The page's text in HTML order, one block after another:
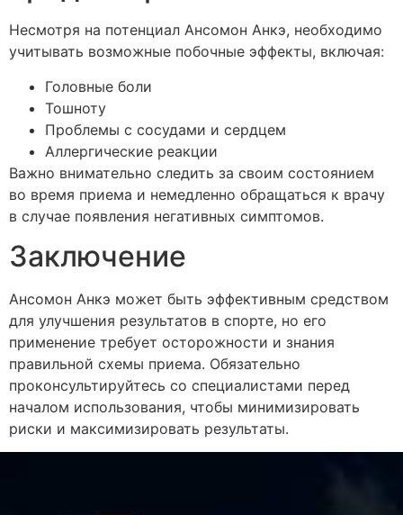
Несмотря на потенциал Ансомон Анкэ, необходимо
учитывать возможные побочные эффекты, включая:
Головные боли
Тошноту
Проблемы с сосудами и сердцем
Аллергические реакции
Важно внимательно следить за своим состоянием
во время приема и немедленно обращаться к врачу
в случае появления негативных симптомов.
Заключение
Ансомон Анкэ может быть эффективным средством
для улучшения результатов в спорте, но его
применение требует осторожности и знания
правильной схемы приема. Обязательно
проконсультируйтесь со специалистами перед
началом использования, чтобы минимизировать
риски и максимизировать результаты.